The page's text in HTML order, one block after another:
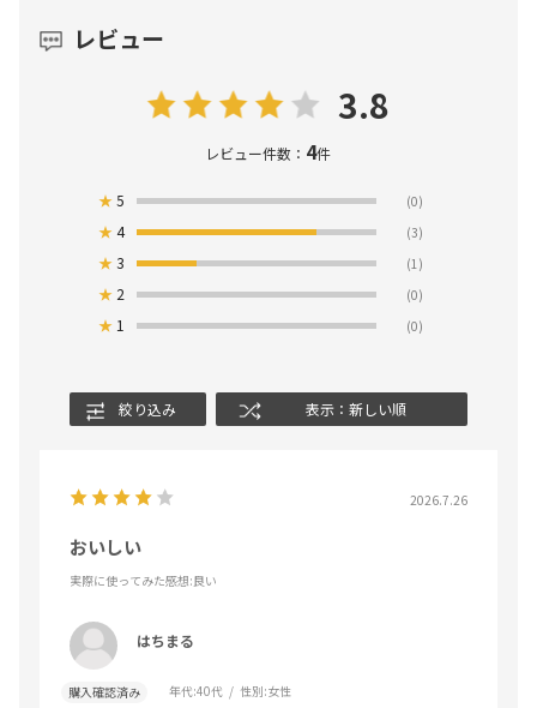
レビュー
3.8
レビュー件数： 4件
★5 (0)
★4 (3)
★3 (1)
★ 2 (0)
★ 1 (0)
絞り込み 表示：新しい順
2026.7.26
おいしい
実際に使ってみた感想:良い
はちまる
購入確認済み 年代:40代 性別:女性